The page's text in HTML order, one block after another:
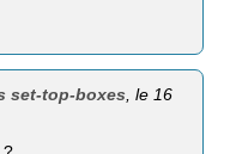
set-top-boxes , le 16